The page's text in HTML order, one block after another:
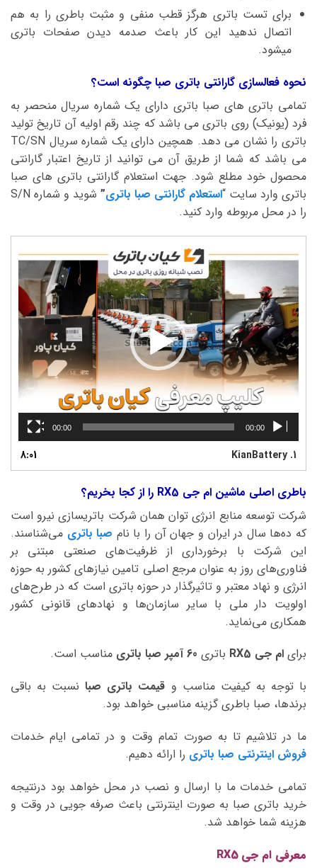
برای تست باتری هرگز قطب منفی و مثبت باطری را به هم
اتصال ندهید این کار باعث صدمه دیدن صفحات باتری
میشود.
نحوه فعالسازی گارانتی باتری صبا چگونه است؟
تمامی باتری های صبا باتری دارای یک شماره سریال منحصر به
فرد (یونیک) روی باتری می باشد که چند رقم اولیه آن تاریخ تولید
باتری را نشان می دهد. همچین دارای یک شماره سریال TC/SN
می باشد که شما از طریق آن می توانید از تاریخ اعتبار گارانتی
محصول خود مطلع شود. جهت استعلام گارانتی باتری های صبا
باتری وارد سایت “استعلام گارانتی صبا باتری”
شوید و شماره S/N
را در محل مربوطه وارد کنید.
نمایشگر
ویدیو
00:00
00:00
1.
KianBattery
8:01
باطری اصلی ماشین ام جی RX5 را از کجا بخریم؟
شرکت توسعه منابع انرژی توان همان شرکت باتریسازی نیرو است
که ده‌ها سال در ایران و جهان آن را با نام صبا باتری می‌شناسند.
این شرکت با برخورداری از ظرفیت‌های صنعتی مبتنی بر
فناوری‌های روز به عنوان مرجع اصلی تامین نیازهای کشور به حوزه
انرژی و نهاد معتبر و تاثیرگذار در حوزه باتری است که در طرح‌های
اولویت دار ملی با سایر سازمان‌ها و نهادهای قانونی کشور
همکاری می‌نماید.
برای ام جی RX5 باتری 60 آمپر صبا باتری مناسب است.
با توجه به کیفیت مناسب و قیمت باتری صبانسبت به باقی
برندها، صبا باطری گزینه مناسبی خواهد بود.
ما در تلاشیم تا به صورت تمام وقت و در تمامی ایام خدمات
فروش اینترنتی صبا باتری را ارائه دهیم.
تمامی خدمات ما با ارسال و نصب در محل خواهد بود درنتیجه
خرید باتری صبا به صورت اینترنتی باعث صرفه جویی در وقت و
هزینه شما خواهد شد.
معرفی ام جی RX5